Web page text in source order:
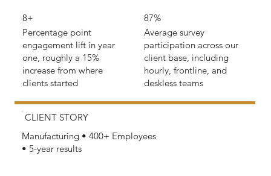
87%
Average survey
participation across our
client base, including
hourly, frontline, and
deskless teams
8+
Percentage point
engagement lift in year
one, roughly a 15%
increase from where
clients started
CLIENT STORY
Manufacturing • 400+ Employees
• 5-year results